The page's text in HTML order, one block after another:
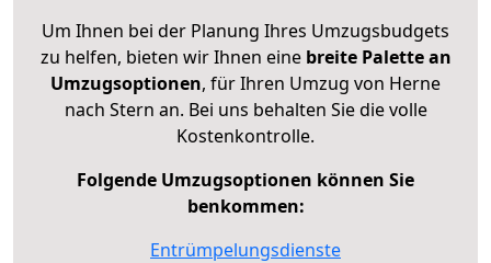
Um Ihnen bei der Planung Ihres Umzugsbudgets
zu helfen, bieten wir Ihnen eine breite Palette an
Umzugsoptionen, für Ihren Umzug von Herne
nach Stern an. Bei uns behalten Sie die volle
Kostenkontrolle.
Folgende Umzugsoptionen können Sie
benkommen:
Entrümpelungsdienste